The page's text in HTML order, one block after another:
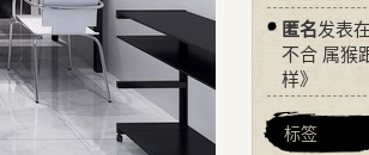
匿名发表
不合 属猴
样》
标签